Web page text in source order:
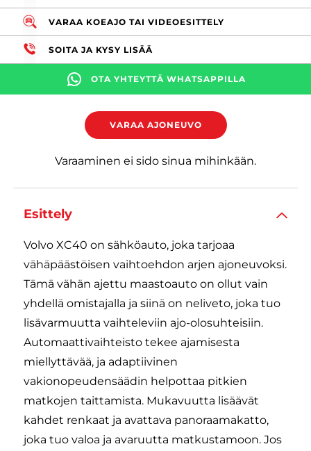
VARAA KOEAJO TAI VIDEOESITTELY
SOITA JA KYSY LISÄÄ
OTA YHTEYTTÄ WHATSAPPILLA
VARAA AJONEUVO
Varaaminen ei sido sinua mihinkään.
Esittely
Volvo XC40 on sähköauto, joka tarjoaa
vähäpäästöisen vaihtoehdon arjen ajoneuvoksi.
Tämä vähän ajettu maastoauto on ollut vain
yhdellä omistajalla ja siinä on neliveto, joka tuo
lisävarmuutta vaihteleviin ajo-olosuhteisiin.
Automaattivaihteisto tekee ajamisesta
miellyttävää, ja adaptiivinen
vakionopeudensäädin helpottaa pitkien
matkojen taittamista. Mukavuutta lisäävät
kahdet renkaat ja avattava panoraamakatto,
joka tuo valoa ja avaruutta matkustamoon. Jos